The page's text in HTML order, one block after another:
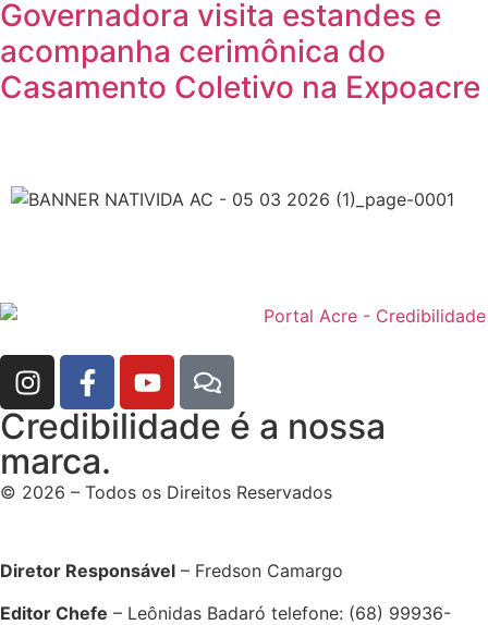
Governadora visita estandes e
acompanha cerimônica do
Casamento Coletivo na Expoacre
Credibilidade é a nossa
marca.
© 2026 – Todos os Direitos Reservados
Diretor Responsável – Fredson Camargo
Editor Chefe – Leônidas Badaró telefone: (68) 99936-